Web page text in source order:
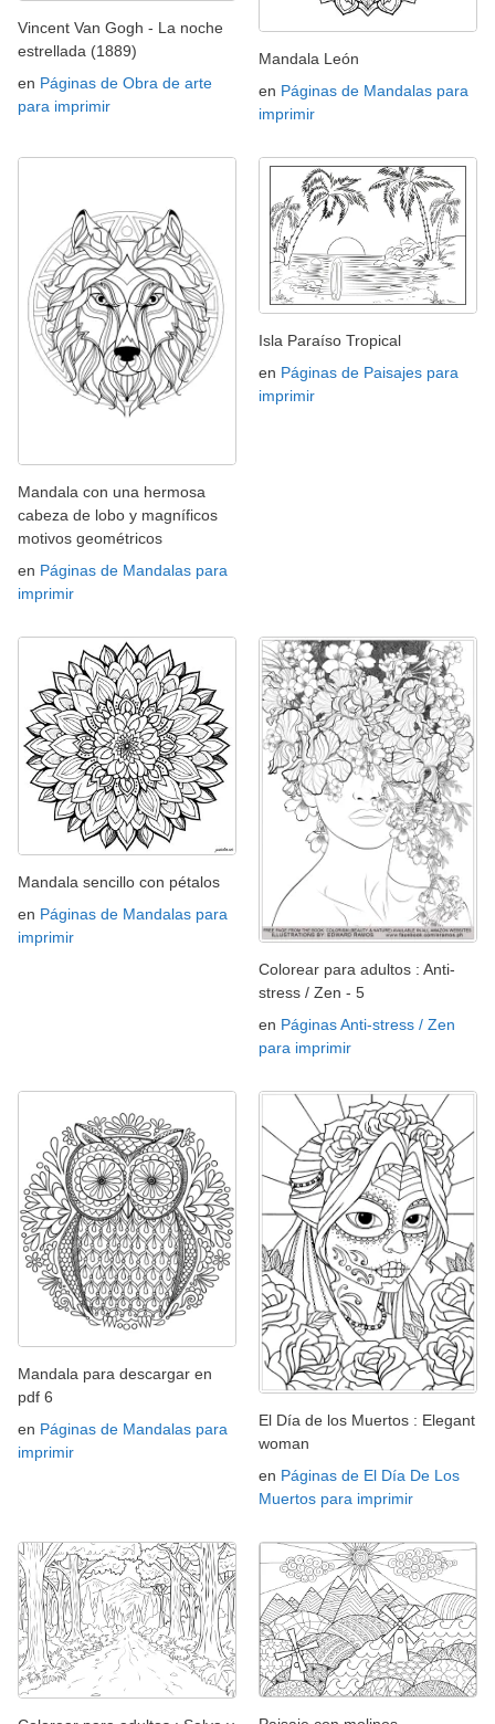
Vincent Van Gogh - La noche
estrellada (1889)
en Páginas de Obra de arte
para imprimir
Mandala León
en Páginas de Mandalas para
imprimir
Mandala con una hermosa
cabeza de lobo y magníficos
motivos geométricos
en Páginas de Mandalas para
imprimir
Isla Paraíso Tropical
en Páginas de Paisajes para
imprimir
Mandala sencillo con pétalos
en Páginas de Mandalas para
imprimir
Colorear para adultos : Anti-
stress / Zen - 5
en Páginas Anti-stress / Zen
para imprimir
Mandala para descargar en
pdf 6
en Páginas de Mandalas para
imprimir
El Día de los Muertos : Elegant
woman
en Páginas de El Día De Los
Muertos para imprimir